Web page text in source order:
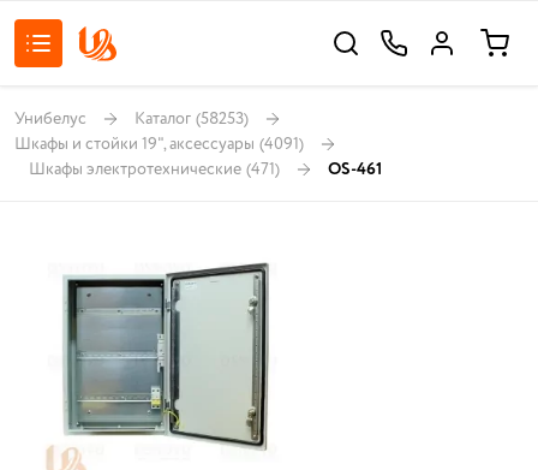
Унибелус Каталог (58253)
Шкафы и стойки 19", аксессуары (4091)
Шкафы электротехнические (471) OS-461